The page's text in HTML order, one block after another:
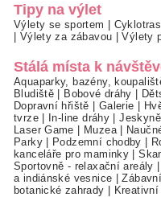
Tipy na výlet
Výlety se sportem |
| Výlety za zábavou |Výlety
Stálá místa k
Aquaparky, bazény,
Bludiště | Bobové dráhy |
Dopravní hřiště | Galerie |
tvrze| In-line dráhy |Jeskyně
Laser Game | Muzea|
Parky| Podzemní chodby |
kanceláře pro maminky |
Sportovně - relaxační areály |
a indiánské vesnice |
botanické zahrady |